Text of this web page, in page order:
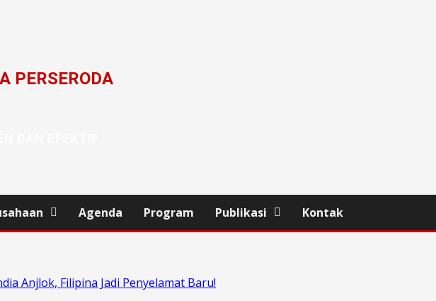
PERSERODA
Agenda Program Publikasi Kontak
Anjlok, Filipina Jadi Penyelamat Baru!